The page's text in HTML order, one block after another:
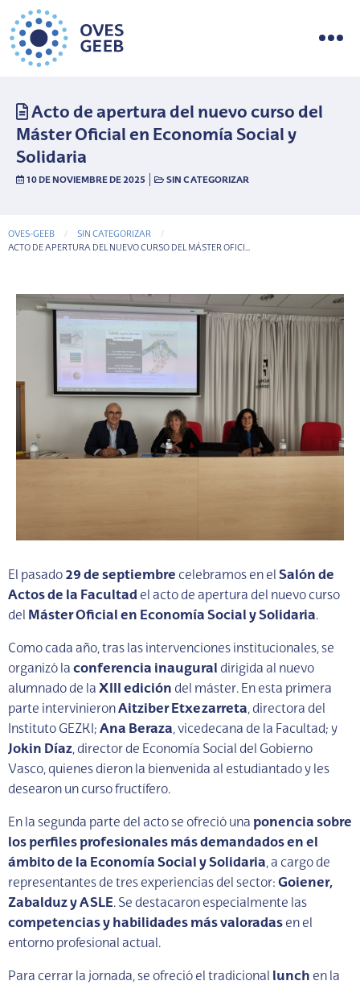
Acto de apertura del nuevo curso del
Máster Oficial en Economía Social y
Solidaria
10 DE NOVIEMBRE DE 2025 SIN CATEGORIZAR
OVES-GEEB
SIN CATEGORIZAR
CURRENT-PAGE
ACTO DE APERTURA DEL NUEVO CURSO DEL MÁSTER OFICI...
El pasado 29 de septiembre celebramos en el Salón de
Actos de la Facultad el acto de apertura del nuevo curso
del Máster Oficial en Economía Social y Solidaria.
Como cada año, tras las intervenciones institucionales, se
organizó la conferencia inaugural dirigida al nuevo
alumnado de la XIII edición del máster. En esta primera
parte intervinieronAitziber Etxezarreta, directora del
Instituto GEZKI; Ana Beraza, vicedecana de la Facultad; y
Jokin Díaz, director de Economía Social del Gobierno
Vasco, quienes dieron la bienvenida al estudiantado y les
desearon un curso fructífero.
En la segunda parte del acto se ofreció una ponencia sobre
los perfiles profesionales más demandados en el
ámbito de la Economía Social y Solidaria, a cargo de
representantes de tres experiencias del sector: Goiener,
Zabalduz y ASLE. Se destacaron especialmente las
competencias y habilidades más valoradas en el
entorno profesional actual.
Para cerrar la jornada, se ofreció el tradicional lunch en la